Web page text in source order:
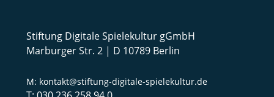
Stiftung Digitale Spielekultur gGmbH
Marburger Str. 2 | D 10789 Berlin
kontakt@stiftung-digitale-spielekultur.de